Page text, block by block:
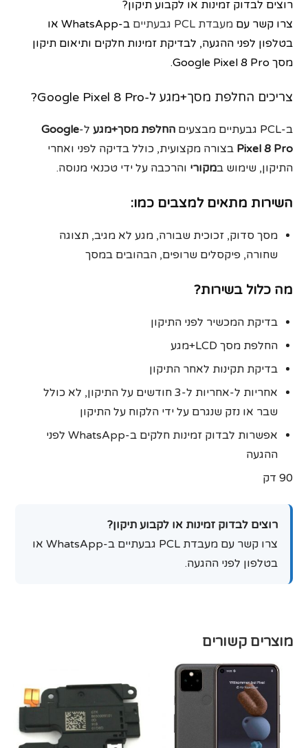
רוצים לבדוק זמינות או לקבוע תיקון?
צרו קשר עםמעבדת PCL גבעתיים
ב-WhatsApp או
בטלפון לפני ההגעה, לבדיקת זמינות חלקים ותיאום תיקון
מסך Google Pixel 8 Pro.
צריכים החלפת מסך+מגע ל-Google Pixel 8 Pro?
ב-PCL גבעתיים מבצעים החלפת מסך+מגע ל-Google
Pixel 8 Pro בצורה מקצועית, כולל בדיקה לפני ואחרי
התיקון, שימוש במקורי והרכבה על ידי טכנאי מנוסה.
השירות מתאים למצבים כמו:
מסך סדוק, זכוכית שבורה, מגע לא מגיב, תצוגה
שחורה, פיקסלים שרופים, הבהובים במסך
מה כלול בשירות?
בדיקת המכשיר לפני התיקון
החלפת מסך LCD+מגע
בדיקת תקינות לאחר התיקון
אחריות ל-אחריות ל‑3 חודשים על התיקון, לא כולל
שבר או נזק שנגרם על ידי הלקוח על התיקון
אפשרות לבדוק זמינות חלקים ב-WhatsApp לפני
ההגעה
90 דק
רוצים לבדוק זמינות או לקבוע תיקון?
צרו קשר עם מעבדת PCL גבעתיים ב-WhatsApp או
בטלפון לפני ההגעה.
מוצרים קשורים